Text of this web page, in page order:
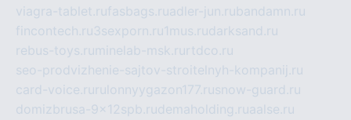
viagra-tablet.rufasbags.ruadler-jun.rubandamn.ru
fincontech.ru3sexporn.ru1mus.rudarksand.ru
rebus-toys.ru minelab-msk.ru rtdco.ru
seo-prodvizhenie-sajtov-stroitelnyh-kompanij.ru
card-voice.ru rulonnyygazon177.rusnow-guard.ru
domizbrusa-9x12spb.rudemaholding.ruaalse.ru